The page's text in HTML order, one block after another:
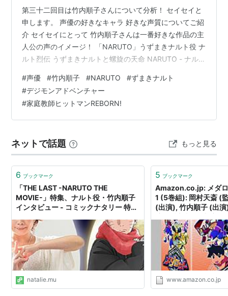
ポケットモンスター ジ・オリジン（レッド）
劇場アニメ
デジモンアドベンチャー ぼくらのウォーゲーム！
（ゴマモン）
ROAD TO NINJA -NARUTO THE MOVIE-（うずまき
ナルト）
BORUTO -NARUTO THE MOVIE-（うずまきナル
ト）
デジモンアドベンチャー tri. （ゴマモン）
遊☆戯☆王 THE DARK SIDE OF DIMENSIONS（海
馬モクバ）
ゲーム
ストリートファイターZERO3（レインボー・ミカ）
サルゲッチュ3（サトル）
ラジアータ ストーリーズ（ジャック・ラッセル）
イナズマイレブンシリーズ（円堂守）
第三十二回目は竹内順子さんについて分析！ セイセイと
申します。 声優の好きなキャラ 好きな声質についてご紹
介 セイセイにとって 竹内順子さんは一番好きな作品の主
人公の声のイメージ！ 「NARUTO」うずまきナルト役 ナ
ルト烈伝 うずまきナルトと螺旋の天命 NARUTO - ナルト
岸本 斉史 ]価格: 957 円楽天で詳細を見る ナルトの少年
期と青年期の演じ分けが素晴らしい！ 少年期から青年期
の声変わりがスムーズだった印象があります。 少年期の
声はキーが高く、がなり声のイメージがあったセイセイ
#声優 #竹内順子 #NARUTO #ずまきナルト
#デジモンアドベンチャー
#家庭教師ヒットマンREBORN!
ネットで話題 もっと見る
6 ブックマーク
「THE LAST -NARUTO THE
MOVIE-」特集、ナルト役・竹内順子
インタビュー - コミックナタリー 特
natalie.mu
5 ブックマーク
Amazon.co.jp: メダ
1 (5巻組): 岡村天斎 (
(出演), 竹内順子 (出
山崎樹範 (出演), 井
亮太 (その他), 松竹
DVD
www.amazon.co.jp